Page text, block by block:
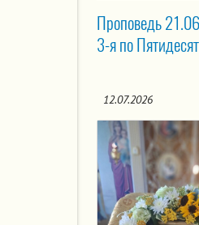
Проповедь
3-я по
12.07.2026